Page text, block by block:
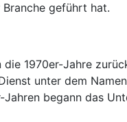
geführt hat.
1970er-Jahre
unter dem Namen
begann das